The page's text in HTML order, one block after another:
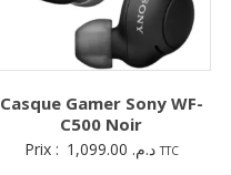
Casque Gamer Sony WF-
C500 Noir
Prix : د.م. TTC